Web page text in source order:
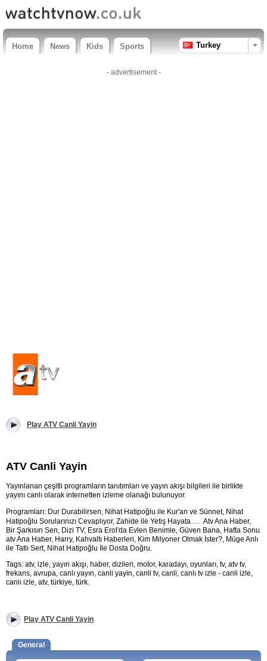
Home News Kids Sports Turkey
- advertisement -
Play ATV Canli Yayin
ATV Canli Yayin
Yayınlanan çeşitli programların tanıtımları ve yayın akışı bilgileri ile birlikte
yayını canlı olarak internetten izleme olanağı bulunuyor.
Programları: Dur Durabilirsen, Nihat Hatipoğlu ile Kur'an ve Sünnet, Nihat
Hatipoğlu Sorularınızı Cevaplıyor, Zahide ile Yetiş Hayata … Atv Ana Haber,
Bir Şarkısın Sen, Dizi TV, Esra Erol'da Evlen Benimle, Güven Bana, Hafta Sonu
atv Ana Haber, Harry, Kahvaltı Haberleri, Kim Milyoner Olmak İster?, Müge Anlı
ile Tatlı Sert, Nihat Hatipoğlu İle Dosta Doğru.
Tags: atv, izle, yayın akışı, haber, dizileri, motor, karadayı, oyunları, tv, atv tv,
frekans, avrupa, canlı yayın, canli yayin, canli tv, canli, canlı tv izle - canli izle,
canlı izle, atv, türkiye, türk.
Play ATV Canli Yayin
General